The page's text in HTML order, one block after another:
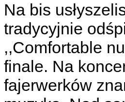
Na bis
tradycyjnie
,,Comfortable
finale. Na
fajerwerków